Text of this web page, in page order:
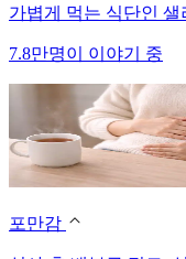
가볍게 먹는 식단인
7.8만명이 이야기 중
포만감